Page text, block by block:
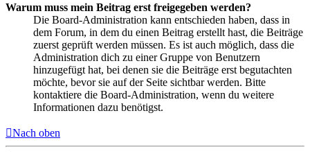
Warum muss mein Beitrag erst freigegeben werden?
Die Board-Administration kann entschieden haben, dass in
dem Forum, in dem du einen Beitrag erstellt hast, die Beiträge
zuerst geprüft werden müssen. Es ist auch möglich, dass die
Administration dich zu einer Gruppe von Benutzern
hinzugefügt hat, bei denen sie die Beiträge erst begutachten
möchte, bevor sie auf der Seite sichtbar werden. Bitte
kontaktiere die Board-Administration, wenn du weitere
Informationen dazu benötigst.
Nach oben